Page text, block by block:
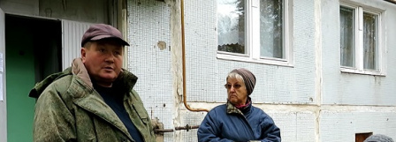
Перейти к основному содержанию